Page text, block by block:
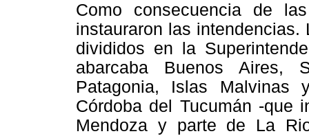
Como consecuencia de
instauraron las
divididos en la
abarcaba Buenos Aires,
Patagonia, Islas
Córdoba del Tucumán -que
Mendoza y parte de La